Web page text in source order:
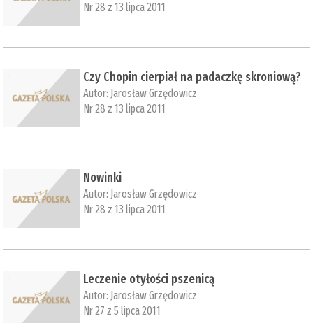
Nr 28 z 13 lipca 2011
Czy Chopin cierpiał na padaczkę skroniową?
Autor: Jarosław Grzędowicz
Nr 28 z 13 lipca 2011
Nowinki
Autor: Jarosław Grzędowicz
Nr 28 z 13 lipca 2011
Leczenie otyłości pszenicą
Autor: Jarosław Grzędowicz
Nr 27 z 5 lipca 2011